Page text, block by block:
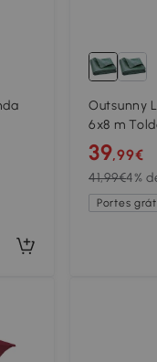
Outsunny
6x8 m
com Ilhós
Móveis de
39,99€
41,99€4%
Portes